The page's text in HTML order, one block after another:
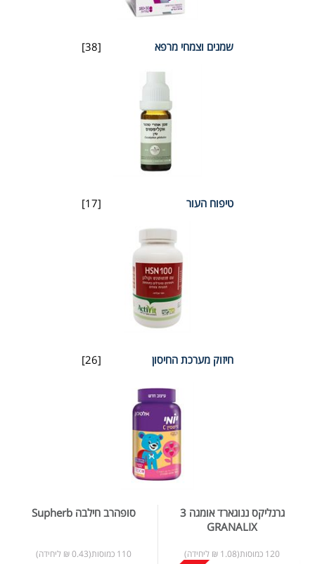
[38] שמנים וצמחי מרפא
[17] טיפוח העור
[26] חיזוק מערכת החיסון
גרנליקס ננוגארד אומגה 3
GRANALIX
120 כמוסות(1.08 ₪ ליחידה)
סופהרב חילבה Supherb
110 כמוסות(0.43 ₪ ליחידה)